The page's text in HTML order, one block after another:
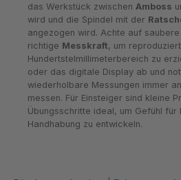
das Werkstück zwischen Amboss
wird und die Spindel mit der
angezogen wird. Achte auf
richtige Messkraft, um
Hundertstelmillimeterbereich zu
oder das digitale Display ab und
wiederholbare Messungen immer
messen. Für Einsteiger sind kleine
Übungsschritte ideal, um Gefühl für
Handhabung zu entwickeln.